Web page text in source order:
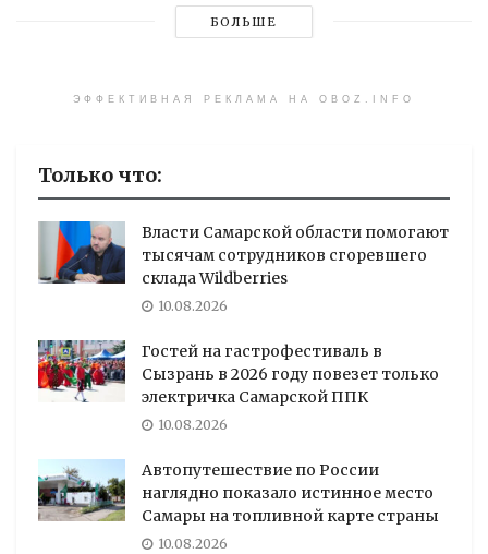
БОЛЬШЕ
ЭФФЕКТИВНАЯ РЕКЛАМА НА OBOZ.INFO
Только что:
Власти Самарской области помогают
тысячам сотрудников сгоревшего
склада Wildberries
10.08.2026
Гостей на гастрофестиваль в
Сызрань в 2026 году повезет только
электричка Самарской ППК
10.08.2026
Автопутешествие по России
наглядно показало истинное место
Самары на топливной карте страны
10.08.2026